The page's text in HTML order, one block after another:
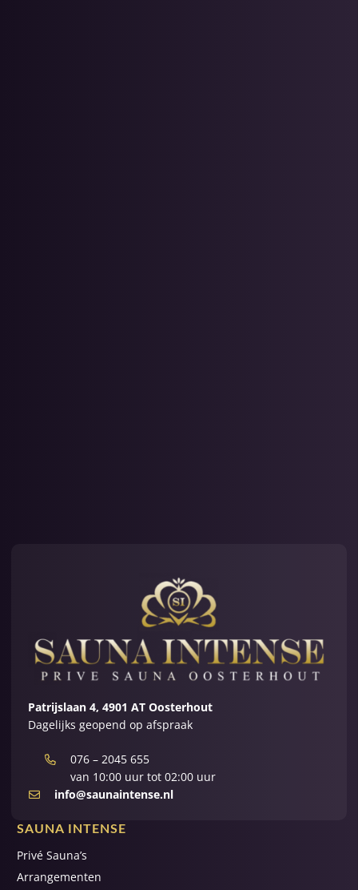
Patrijslaan 4, 4901 AT Oosterhout
Dagelijks geopend op afspraak
076 – 2045 655
van 10:00 uur tot 02:00 uur
info@saunaintense.nl
SAUNA INTENSE
Privé Sauna’s
Arrangementen